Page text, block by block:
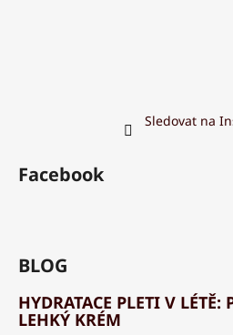
Sledovat na
Facebook
BLOG
HYDRATACE PLETI V LÉTĚ:
LEHKÝ KRÉM